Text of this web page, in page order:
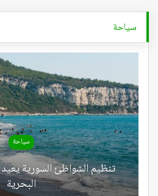
سياحة
سياحة
تنظيم الشواطئ السورية يعيد
البحرية